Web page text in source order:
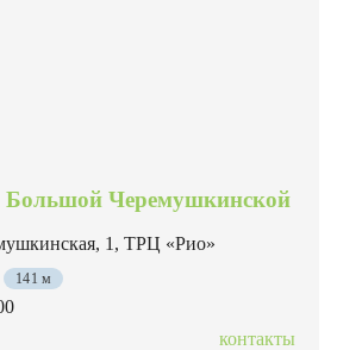
Черемушкинской
1, ТРЦ «Рио»
141 м
контакты